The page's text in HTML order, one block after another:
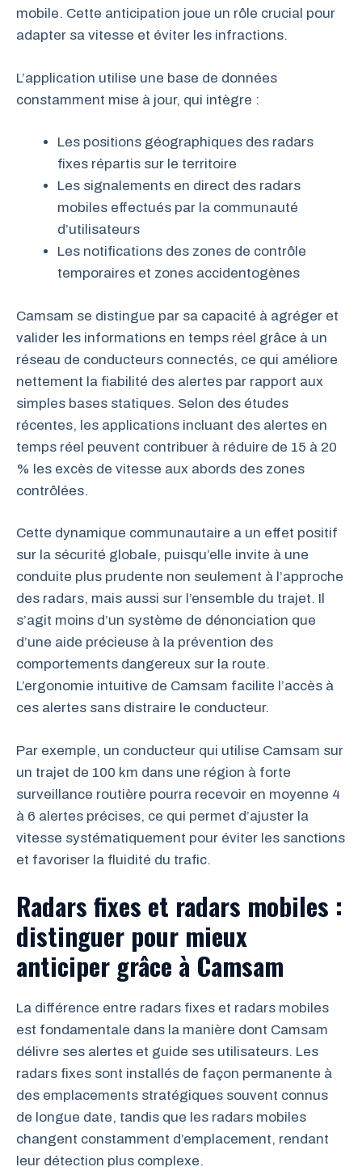
mobile. Cette anticipation joue un rôle crucial pour
adapter sa vitesse et éviter les infractions.
L’application utilise une base de données
constamment mise à jour, qui intègre :
Les positions géographiques des radars
fixes répartis sur le territoire
Les signalements en direct des radars
mobiles effectués par la communauté
d’utilisateurs
Les notifications des zones de contrôle
temporaires et zones accidentogènes
Camsam se distingue par sa capacité à agréger et
valider les informations en temps réel grâce à un
réseau de conducteurs connectés, ce qui améliore
nettement la fiabilité des alertes par rapport aux
simples bases statiques. Selon des études
récentes, les applications incluant des alertes en
temps réel peuvent contribuer à réduire de 15 à 20
% les excès de vitesse aux abords des zones
contrôlées.
Cette dynamique communautaire a un effet positif
sur la sécurité globale, puisqu’elle invite à une
conduite plus prudente non seulement à l’approche
des radars, mais aussi sur l’ensemble du trajet. Il
s’agit moins d’un système de dénonciation que
d’une aide précieuse à la prévention des
comportements dangereux sur la route.
L’ergonomie intuitive de Camsam facilite l’accès à
ces alertes sans distraire le conducteur.
Par exemple, un conducteur qui utilise Camsam sur
un trajet de 100 km dans une région à forte
surveillance routière pourra recevoir en moyenne 4
à 6 alertes précises, ce qui permet d’ajuster la
vitesse systématiquement pour éviter les sanctions
et favoriser la fluidité du trafic.
Radars fixes et radars mobiles :
distinguer pour mieux
anticiper grâce à Camsam
La différence entre radars fixes et radars mobiles
est fondamentale dans la manière dont Camsam
délivre ses alertes et guide ses utilisateurs. Les
radars fixes sont installés de façon permanente à
des emplacements stratégiques souvent connus
de longue date, tandis que les radars mobiles
changent constamment d’emplacement, rendant
leur détection plus complexe.